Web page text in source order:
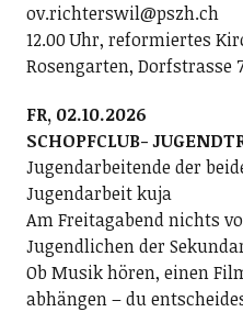
ov.richterswil@pszh.ch
12.00 Uhr, reformiertes
Rosengarten, Dorfstrasse
FR, 02.10.2026
SCHOPFCLUB-
Jugendarbeitende der
Jugendarbeit kuja
Am Freitagabend nichts
Jugendlichen der
Ob Musik hören, einen
abhängen – du